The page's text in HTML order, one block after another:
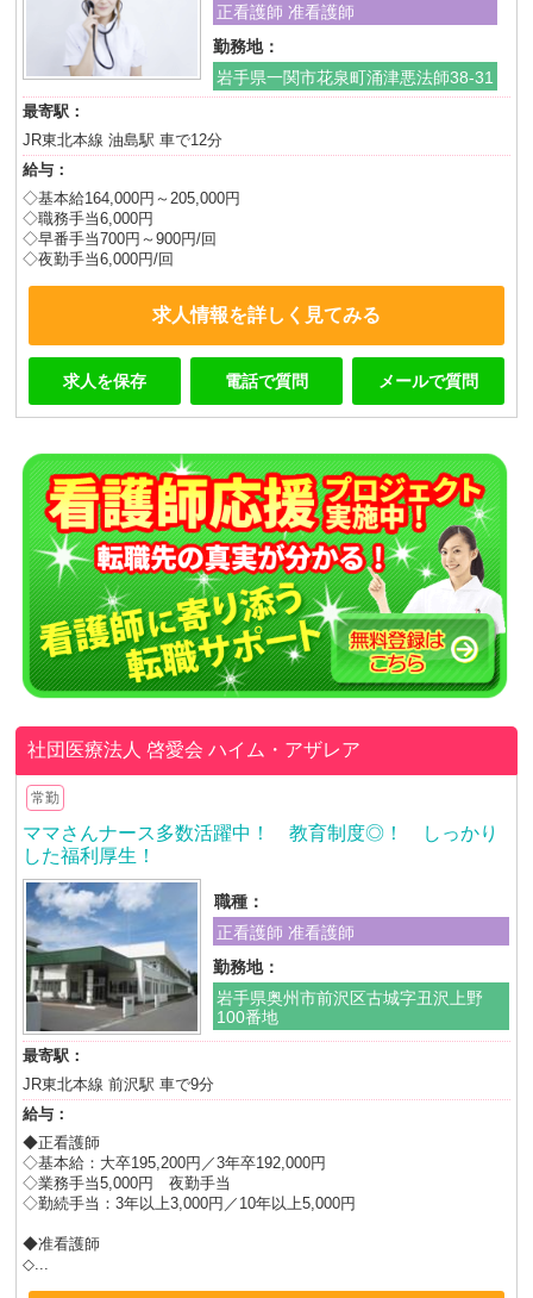
正看護師 准看護師
勤務地：
岩手県一関市花泉町涌津悪法師38-31
最寄駅：
JR東北本線 油島駅 車で12分
給与：
◇基本給164,000円～205,000円
◇職務手当6,000円
◇早番手当700円～900円/回
◇夜勤手当6,000円/回
求人情報を詳しく見てみる
求人を保存 電話で質問 メールで質問
社団医療法人 啓愛会ハイム・アザレア
常勤
ママさんナース多数活躍中！ 教育制度◎！ しっかり
した福利厚生！
職種：
正看護師 准看護師
勤務地：
岩手県奥州市前沢区古城字丑沢上野
100番地
最寄駅：
JR東北本線 前沢駅 車で9分
給与：
◆正看護師
◇基本給：大卒195,200円／3年卒192,000円
◇業務手当5,000円 夜勤手当
◇勤続手当：3年以上3,000円／10年以上5,000円
◆准看護師
◇...